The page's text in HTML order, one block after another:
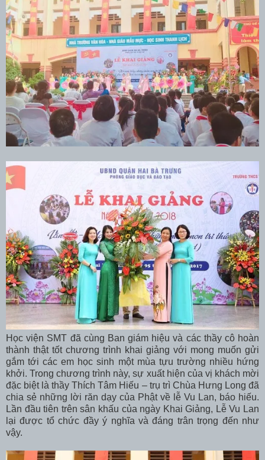
Học viện SMT đã cùng Ban giám hiệu và các thầy cô hoàn
thành thật tốt chương trình khai giảng với mong muốn gửi
gắm tới các em học sinh một mùa tựu trường nhiều hứng
khởi. Trong chương trình này, sự xuất hiện của vị khách mời
đặc biệt là thầy Thích Tâm Hiếu – trụ trì Chùa Hưng Long đã
chia sẻ những lời răn dạy của Phật về lễ Vu Lan, báo hiếu.
Lần đầu tiên trên sân khấu của ngày Khai Giảng, Lễ Vu Lan
lại được tổ chức đầy ý nghĩa và đáng trân trọng đến như
vậy.